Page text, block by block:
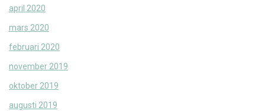
april 2020
mars 2020
februari 2020
november 2019
oktober 2019
augusti 2019